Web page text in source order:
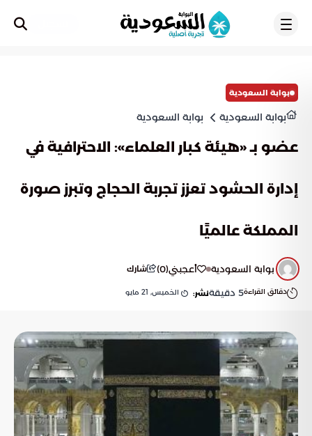
بوابة السعودية
بوابة السعودية بوابة السعودية
عضو بـ «هيئة كبار العلماء»: الاحترافية في
إدارة الحشود تعزز تجربة الحجاج وتبرز صورة
المملكة عالميًا
بوابة السعودية أعجبني(
0
) شارك
دقائق القراءة5 دقيقةنشر: الخميس, 21 مايو